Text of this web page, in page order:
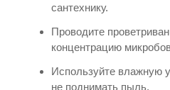
сантехнику.
Проводите
концентрацию
Используйте влажную
не поднимать пыль.